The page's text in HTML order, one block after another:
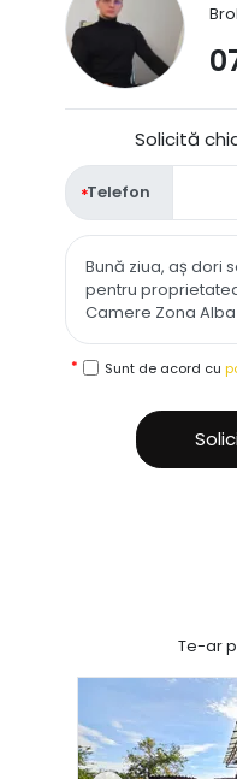
Solicită
Telefon
Sunt de acord cu
Te-ar